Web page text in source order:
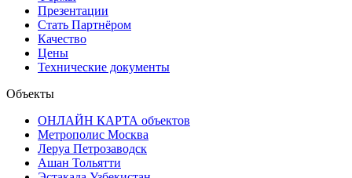
Презентации
Стать Партнёром
Качество
Цены
Технические документы
Объекты
ОНЛАЙН КАРТА объектов
Метрополис Москва
Леруа Петрозаводск
Ашан Тольятти